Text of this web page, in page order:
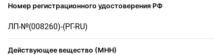
Номер регистрационного удостоверения РФ
ЛП-№(008260)-(РГ-RU)
Действующее вещество (МНН)